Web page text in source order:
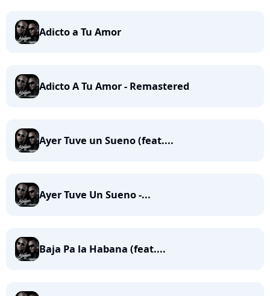
Adicto a Tu Amor
Adicto A Tu Amor - Remastered
Ayer Tuve un Sueno (feat....
Ayer Tuve Un Sueno -...
Baja Pa la Habana (feat....